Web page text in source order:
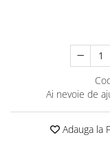
Mobilier gradina
Depozitare gradina
Gratare si accesorii
Ai nevoie de
Adauga la